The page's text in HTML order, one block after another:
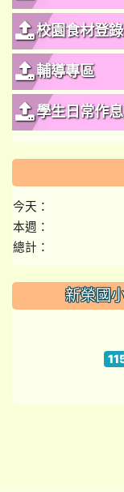
校園食材登
輔導專區
學生日常作
今天：
本週：
總計：
::: 新榮國